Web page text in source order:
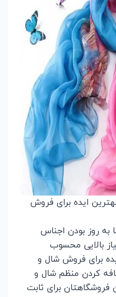
ایده برای فروش
به روز بودن اجناس
بالایی محسوب
برای فروش شال و
کردن منظم شال و
فروشگاهتان برای ثابت